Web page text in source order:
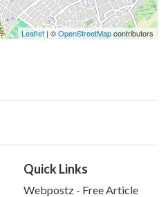
Leaflet | ©OpenStreetMapcontributors
Quick Links
Webpostz - Free Article